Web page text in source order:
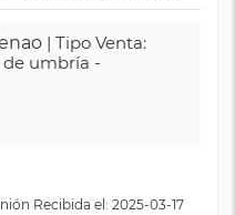
| Tipo Venta:
de umbría -
Recibida el: 2025-03-17